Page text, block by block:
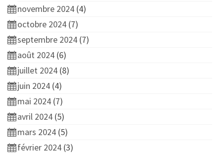
novembre 2024 (4)
octobre 2024 (7)
septembre 2024 (7)
août 2024 (6)
juillet 2024 (8)
juin 2024 (4)
mai 2024 (7)
avril 2024 (5)
mars 2024 (5)
février 2024 (3)